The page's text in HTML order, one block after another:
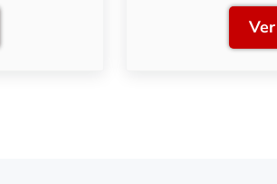
Introducción a las resinas